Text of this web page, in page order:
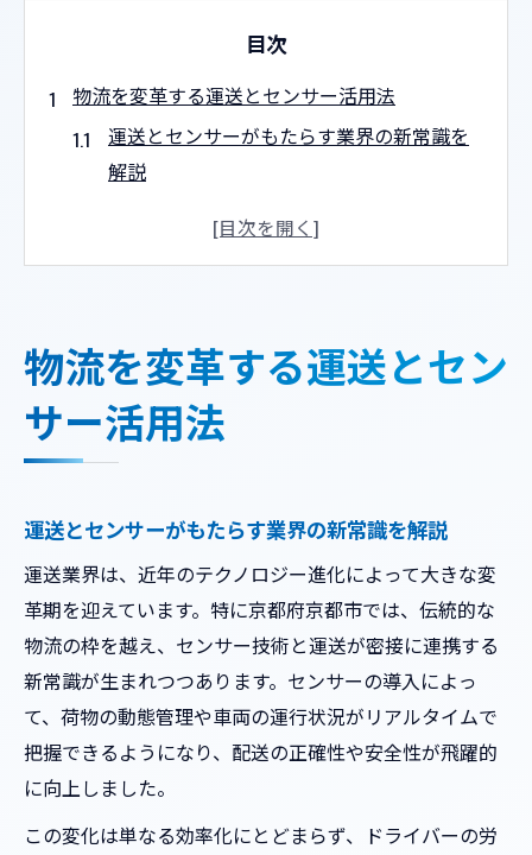
目次
物流を変革する運送とセンサー活用法
運送とセンサーがもたらす業界の新常識を
解説
京都の運送現場で進むセンサー導入の実際
運送業界の課題をセンサーでどう解決する
か
新時代の運送業界で注目集める技術連携
技術革新が運送業にもたらす可能性を探る
運送業界の現場で注目されるセンサー事例
運送分野で進化する技術連携の最前線
センサーと運送の融合が実現する業務効率
化
センサーによる運送現場の効率化最新事例
運送現場の効率化を実現するセンサー活用
事例
センサー導入で変わる運送の安全管理とは
物流を変革する運送とセン
サー活用法
運送とセンサーがもたらす業界の新常識を解説
運送業界は、近年のテクノロジー進化によって大きな変
革期を迎えています。特に京都府京都市では、伝統的な
物流の枠を越え、センサー技術と運送が密接に連携する
新常識が生まれつつあります。センサーの導入によっ
て、荷物の動態管理や車両の運行状況がリアルタイムで
把握できるようになり、配送の正確性や安全性が飛躍的
に向上しました。
この変化は単なる効率化にとどまらず、ドライバーの労